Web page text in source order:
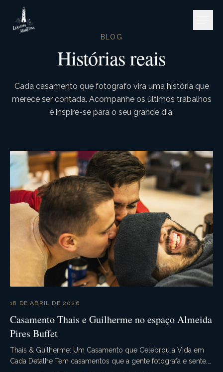
Pular para o conteúdo
BLOG
Histórias reais
Cada casamento que fotografo vira uma história que
merece ser contada. Acompanhe os últimos trabalhos
e inspire-se para o seu grande dia.
18 DE ABRIL DE 2026
Casamento Thais e Guilherme no espaço Almeida
Pires Buffet
Thais & Guilherme: Um Casamento que Celebrou a Vida em
Cada Detalhe Tem casamentos que a gente fotografa e sente,